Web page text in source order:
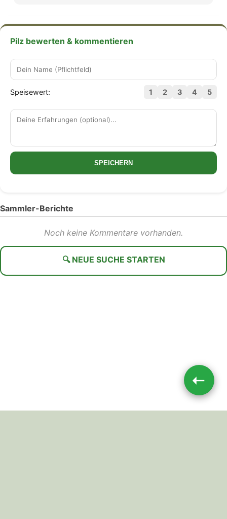
Pilz bewerten & kommentieren
Speisewert: 1 2 3 4 5
SPEICHERN
Sammler-Berichte
Noch keine Kommentare vorhanden.
🔍 NEUE SUCHE STARTEN
➝